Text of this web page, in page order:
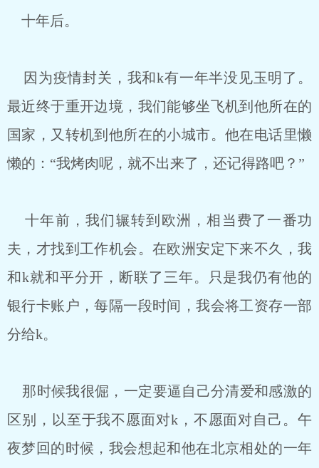
十年后。
因为疫情封关，我和k有一年半没见玉明了。
最近终于重开边境，我们能够坐飞机到他所在的
国家，又转机到他所在的小城市。他在电话里懒
懒的：“我烤肉呢，就不出来了，还记得路吧？”
十年前，我们辗转到欧洲，相当费了一番功
夫，才找到工作机会。在欧洲安定下来不久，我
和k就和平分开，断联了三年。只是我仍有他的
银行卡账户，每隔一段时间，我会将工资存一部
分给k。
那时候我很倔，一定要逼自己分清爱和感激的
区别，以至于我不愿面对k，不愿面对自己。午
夜梦回的时候，我会想起和他在北京相处的一年